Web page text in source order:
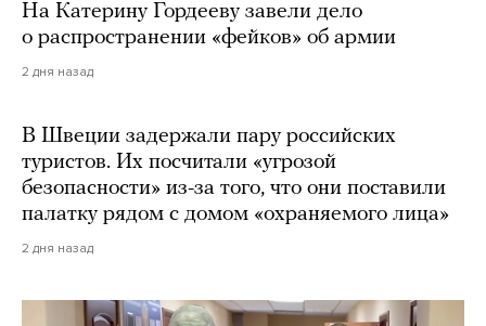
На Катерину Гордееву завели дело
о распространении «фейков» об армии
2 дня назад
В Швеции задержали пару российских
туристов. Их посчитали «угрозой
безопасности» из-за того, что они поставили
палатку рядом с домом «охраняемого лица»
2 дня назад